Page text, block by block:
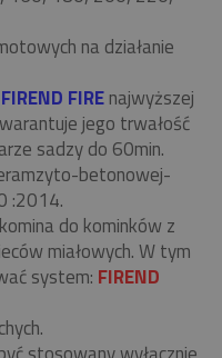
na działanie
FIREND FIREnajwyższej
jego trwałość
sadzy do 60min.
betonowej-
:2014.
do kominków z
miałowych. W tym
system: FIREND